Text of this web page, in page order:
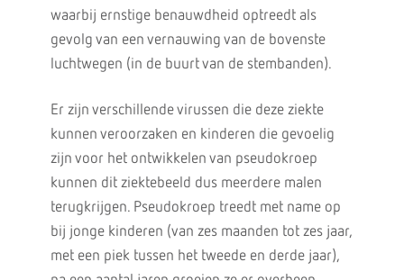
waarbij ernstige benauwdheid optreedt als
gevolg van een vernauwing van de bovenste
luchtwegen (in de buurt van de stembanden).
Er zijn verschillende virussen die deze ziekte
kunnen veroorzaken en kinderen die gevoelig
zijn voor het ontwikkelen van pseudokroep
kunnen dit ziektebeeld dus meerdere malen
terugkrijgen. Pseudokroep treedt met name op
bij jonge kinderen (van zes maanden tot zes jaar,
met een piek tussen het tweede en derde jaar),